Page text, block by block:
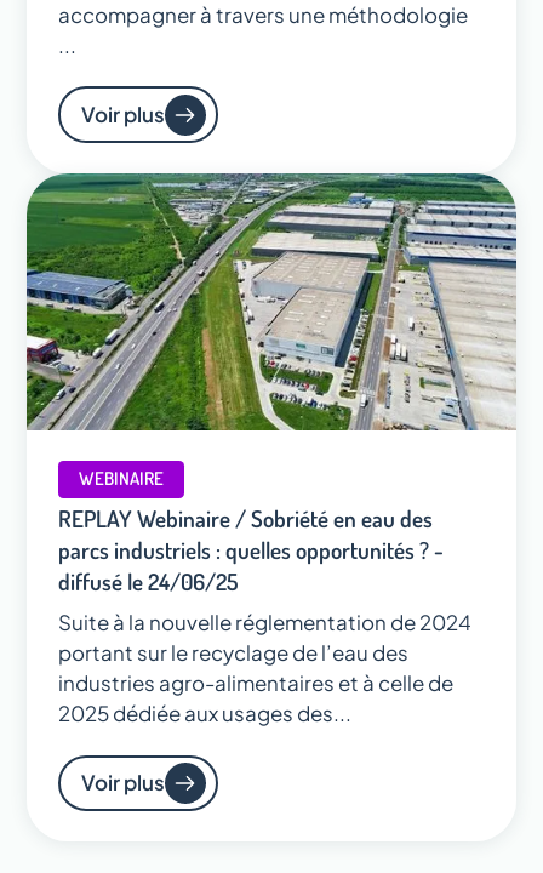
accompagner à travers une méthodologie
...
Voir plus
WEBINAIRE
REPLAY Webinaire / Sobriété en eau des
parcs industriels : quelles opportunités ? -
diffusé le 24/06/25
Suite à la nouvelle réglementation de 2024
portant sur le recyclage de l’eau des
industries agro-alimentaires et à celle de
2025 dédiée aux usages des...
Voir plus